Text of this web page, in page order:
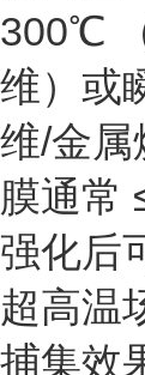
300℃
维）或
维/金属
膜通常
强化后
超高温
捕集效